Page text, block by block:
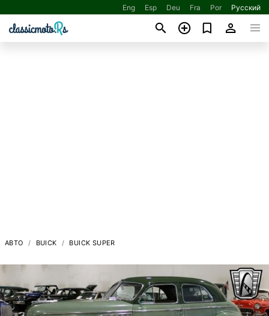
Eng Esp Deu Fra Por Русский
АВТО BUICK BUICK SUPER